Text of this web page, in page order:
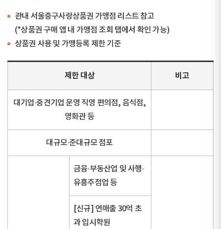
관내 서울중구사랑상품권 가맹점 리스트 참고
(*상품권 구매 앱 내 가맹점 조회 탭에서 확인 가능)
상품권 사용 및 가맹등록 제한 기준
제한 대상 비고
대기업·중견기업 운영 직영 편의점, 음식점,
영화관 등
대규모·준대규모 점포
금융·부동산업 및 사행·
유흥주점업 등
[신규] 연매출 30억 초
과 입시학원